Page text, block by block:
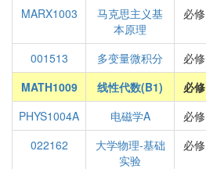
MARX1003
马克思主义基
本原理
必修
001513 多变量微积分 必修
MATH1009
线性代数(B1) 必修
PHYS1004A
电磁学A 必修
022162
大学物理-基础
实验
必修